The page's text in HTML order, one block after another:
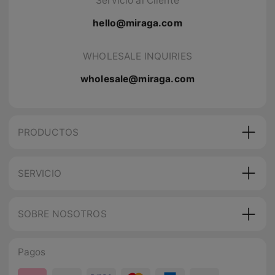
hello@miraga.com
WHOLESALE INQUIRIES
wholesale@miraga.com
PRODUCTOS
SERVICIO
SOBRE NOSOTROS
Pagos